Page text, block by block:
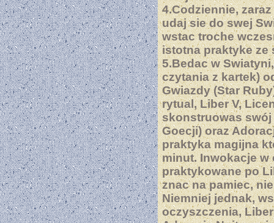
4.Codziennie,
udaj sie do swej
wstac troche
istotna praktyke ze
5.Bedac w
czytania z kartek)
Gwiazdy (Star
rytual, Liber V,
skonstruowas
Goecji) oraz
praktyka magijna
minut. Inwokacje
praktykowane po
znac na pamiec,
Niemniej jednak,
oczyszczenia,